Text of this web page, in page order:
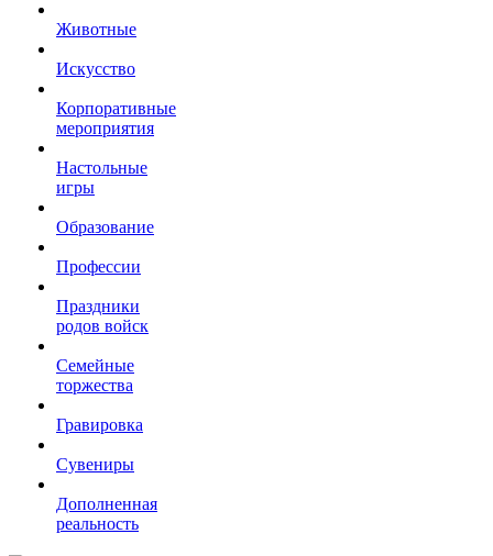
Животные
Искусство
Корпоративные
мероприятия
Настольные
игры
Образование
Профессии
Праздники
родов войск
Семейные
торжества
Гравировка
Сувениры
Дополненная
реальность